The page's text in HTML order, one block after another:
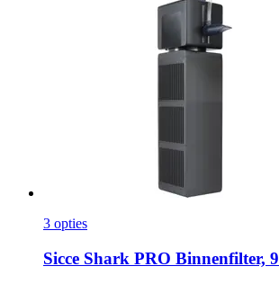
3 opties
Sicce Shark PRO Binnenfilter,